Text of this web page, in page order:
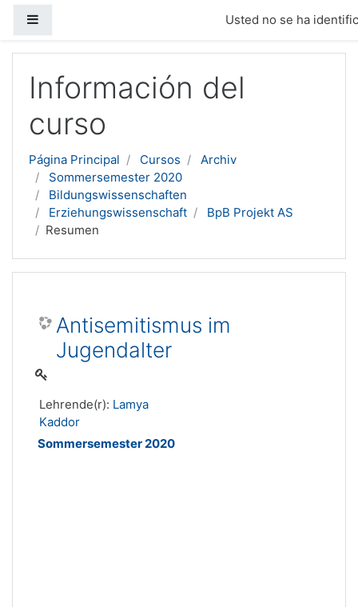
Usted no se ha
Información del
curso
Página Principal Cursos
Archiv
Sommersemester 2020
Bildungswissenschaften
Erziehungswissenschaft
BpB Projekt AS
Resumen
Antisemitismus im
Jugendalter
Lehrende(r): Lamya
Kaddor
Sommersemester 2020